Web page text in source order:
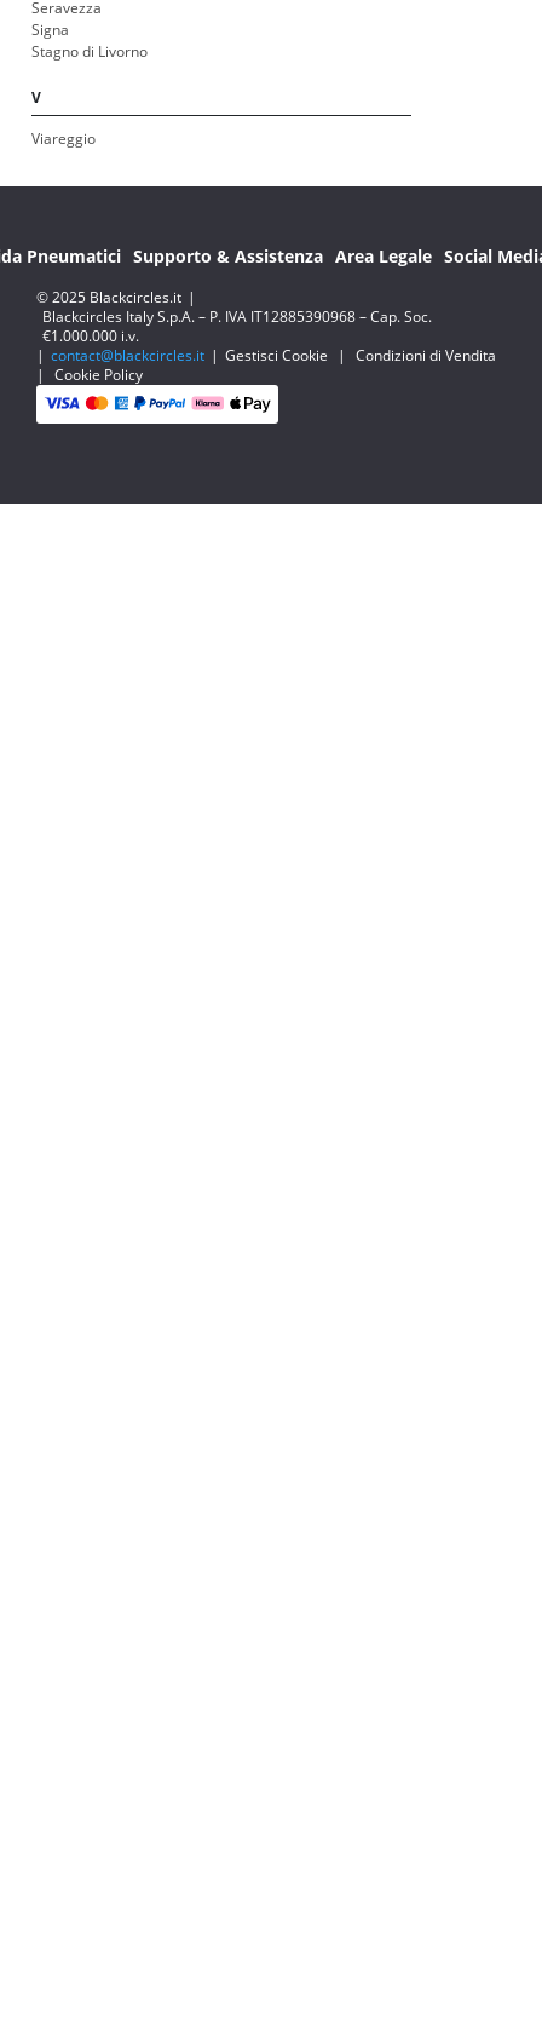
Seravezza
Signa
Stagno di Livorno
V
Viareggio
Pneumatici Supporto & Assistenza Area Legale Social
© 2025 Blackcircles.it |
Blackcircles Italy S.p.A. – P. IVA IT12885390968 – Cap. Soc.
€1.000.000 i.v.
| contact@blackcircles.it | Gestisci Cookie |
Condizioni di Vendita
|
Cookie Policy